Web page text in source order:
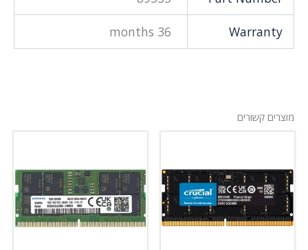
Warranty
36 months
מוצרים קשורים